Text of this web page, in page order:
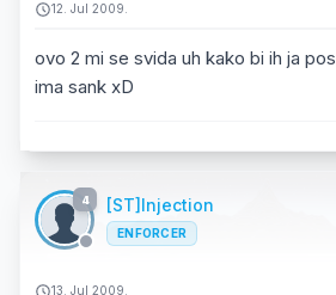
12. Jul 2009.
ovo 2 mi se svida uh kako bi ih ja
ima sank xD
4 [ST]Injection
ENFORCER
13. Jul 2009.